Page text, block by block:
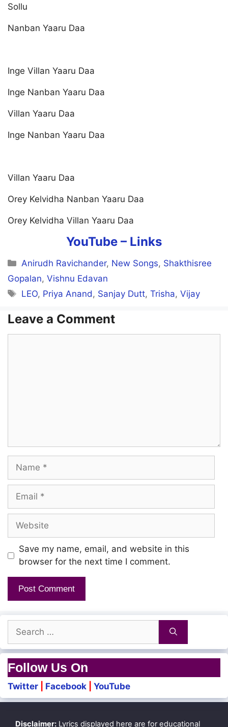
Sollu
Nanban Yaaru Daa
Inge Villan Yaaru Daa
Inge Nanban Yaaru Daa
Villan Yaaru Daa
Inge Nanban Yaaru Daa
Villan Yaaru Daa
Orey Kelvidha Nanban Yaaru Daa
Orey Kelvidha Villan Yaaru Daa
YouTube – Links
Categories
Anirudh Ravichander, New Songs, Shakthisree
Gopalan, Vishnu Edavan
Tags
LEO, Priya Anand, Sanjay Dutt,Trisha,Vijay
Leave a Comment
Name
Email
Website
Save my name, email, and website in this
browser for the next time I comment.
Search
for:
Follow Us On
Twitter Facebook YouTube
Disclaimer: Lyrics displayed here are for educational